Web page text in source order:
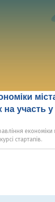
участь у
стартапів.